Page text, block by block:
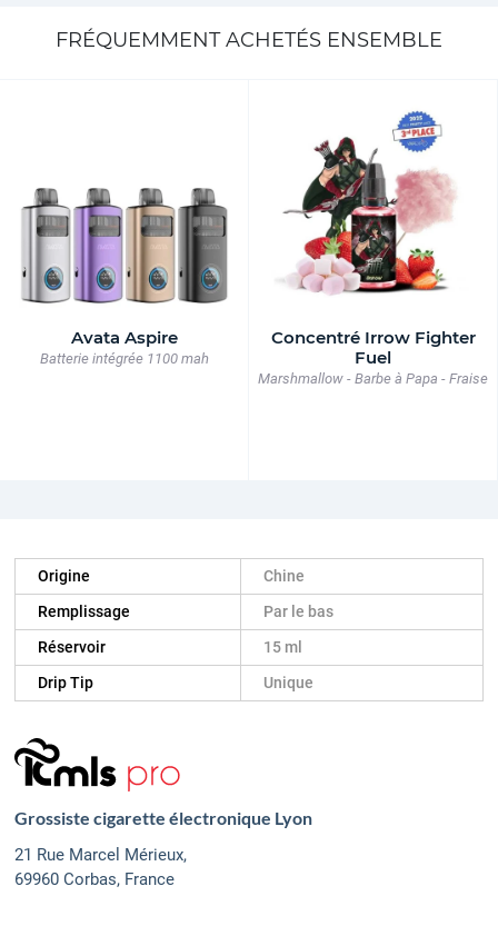
FRÉQUEMMENT ACHETÉS ENSEMBLE
Avata Aspire
Batterie intégrée 1100 mah
Concentré Irrow Fighter
Fuel
Marshmallow - Barbe à Papa - Fraise
Origine
Chine
Remplissage
Par le bas
Réservoir
15 ml
Drip Tip
Unique
Grossiste cigarette électronique Lyon
21 Rue Marcel Mérieux,
69960 Corbas, France